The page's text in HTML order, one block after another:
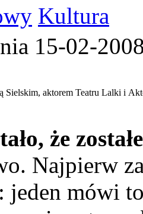
Kultura
15-02-
Sielskim, aktorem Teatru Lalki i
że
Najpierw
jeden mówi